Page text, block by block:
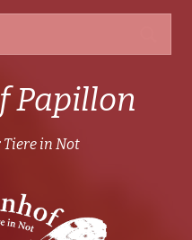
Papillon
in Not